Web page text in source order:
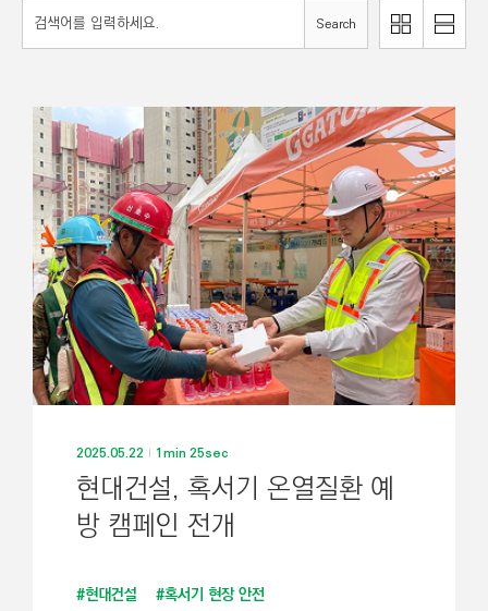
Search
이
로
보
기
리
스
보
기
2025.05.22 1min 25sec
현대건설, 혹서기 온열질환 예
방 캠페인 전개
#현대건설 #혹서기 현장 안전